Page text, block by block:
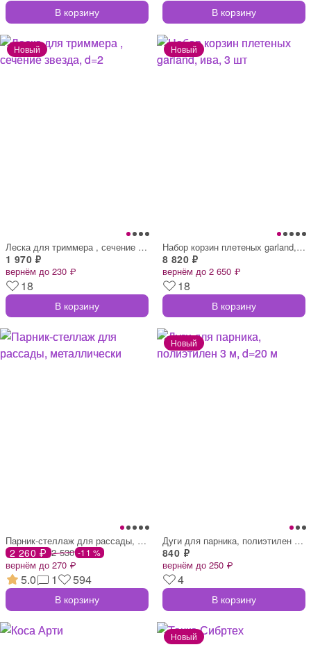
В корзину В корзину
Леска для триммера , сечение звезда, d=2
1 970 ₽
вернём до 230 ₽
18
В корзину
Набор корзин плетеных garland, ива, 3 шт
8 820 ₽
вернём до 2 650 ₽
18
В корзину
Парник-стеллаж для рассады, металлически
2 260 ₽ 2 530 -11 %
вернём до 270 ₽
5.0 1 594
В корзину
Дуги для парника, полиэтилен 3 м, d=20 м
840 ₽
вернём до 250 ₽
4
В корзину